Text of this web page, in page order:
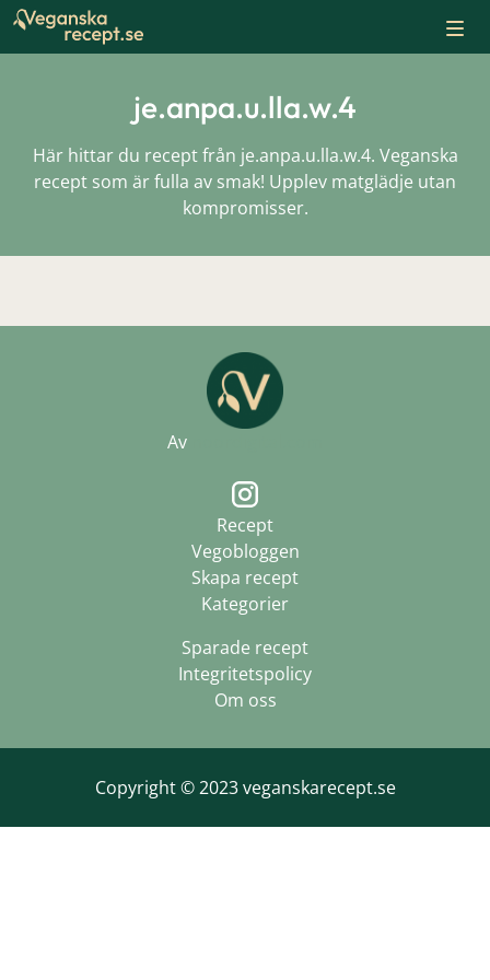
Skip
je.anpa.u.lla.w.4
Här hittar du recept från je.anpa.u.lla.w.4. Veganska
recept som är fulla av smak! Upplev matglädje utan
kompromisser.
Recept
Vegobloggen
Skapa recept
Kategorier
Sparade recept
Integritetspolicy
Om oss
Av
Copyright © 2023 veganskarecept.se